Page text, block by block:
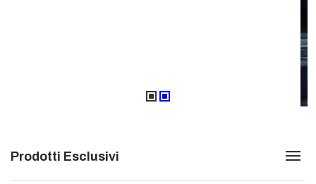
Prodotti Esclusivi